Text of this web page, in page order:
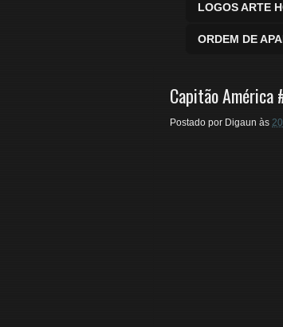
LOGOS ARTE
ORDEM DE
Capitão América
Postado por Digaun às